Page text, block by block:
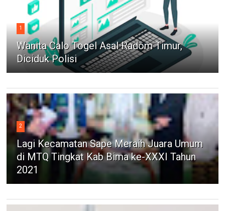
1
Wanita Calo Togel Asal Radom Timur,
Diciduk Polisi
2
Lagi Kecamatan Sape Meraih Juara Umum
di MTQ Tingkat Kab Bima ke-XXXI Tahun
2021